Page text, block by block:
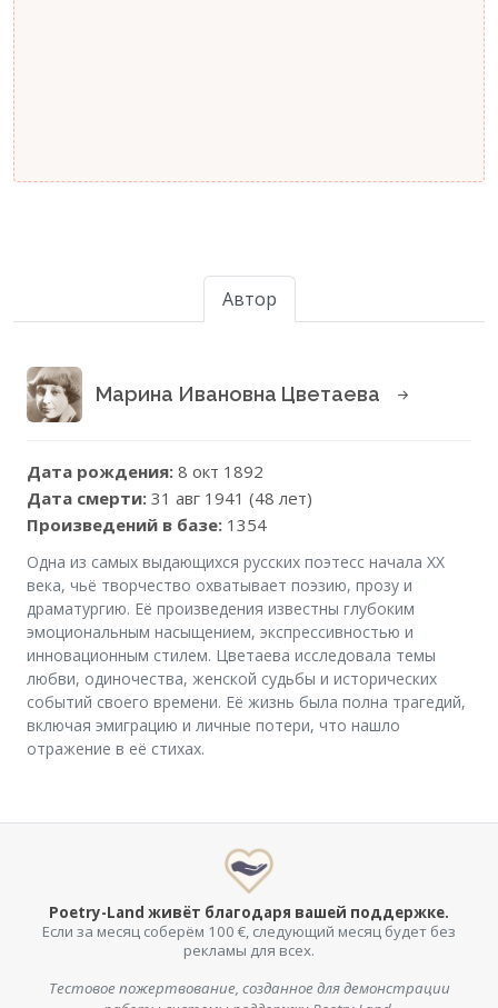
Автор
Марина Ивановна Цветаева
Дата рождения: 8 окт 1892
Дата смерти: 31 авг 1941 (48 лет)
Произведений в базе: 1354
Одна из самых выдающихся русских поэтесс начала XX
века, чьё творчество охватывает поэзию, прозу и
драматургию. Её произведения известны глубоким
эмоциональным насыщением, экспрессивностью и
инновационным стилем. Цветаева исследовала темы
любви, одиночества, женской судьбы и исторических
событий своего времени. Её жизнь была полна трагедий,
включая эмиграцию и личные потери, что нашло
отражение в её стихах.
Poetry-Land живёт благодаря вашей поддержке.
Если за месяц соберём 100 €, следующий месяц будет без
рекламы для всех.
Тестовое пожертвование, созданное для демонстрации